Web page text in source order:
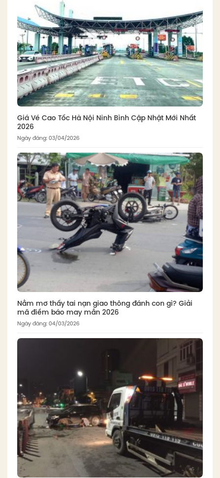
Giá Vé Cao Tốc Hà Nội Ninh Bình Cập Nhật Mới Nhất
2026
Ngày đăng: 03/04/2026
Nằm mơ thấy tai nạn giao thông đánh con gì? Giải
mã điềm báo may mắn 2026
Ngày đăng: 04/03/2026